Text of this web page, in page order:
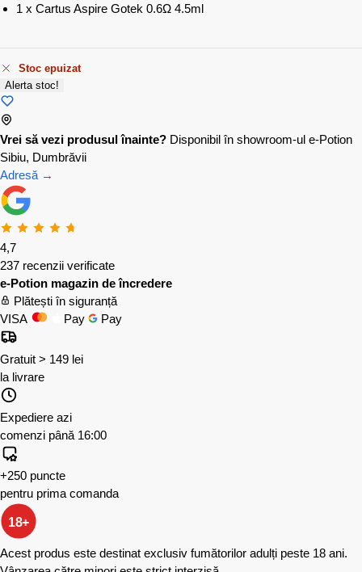
1 x Cartus Aspire Gotek 0.6Ω 4.5ml
Stoc epuizat
Alerta stoc!
Vrei să vezi produsul înainte? Disponibil în showroom-ul e-Potion
Sibiu, Dumbrăvii
Adresă →
4,7
237 recenzii verificate
e-Potion magazin de încredere
Plătești în siguranță
VISA
Pay Pay
Gratuit > 149 lei
la livrare
Expediere azi
comenzi până 16:00
+250 puncte
pentru prima comanda
18+
Acest produs este destinat exclusiv fumătorilor adulți peste 18 ani.